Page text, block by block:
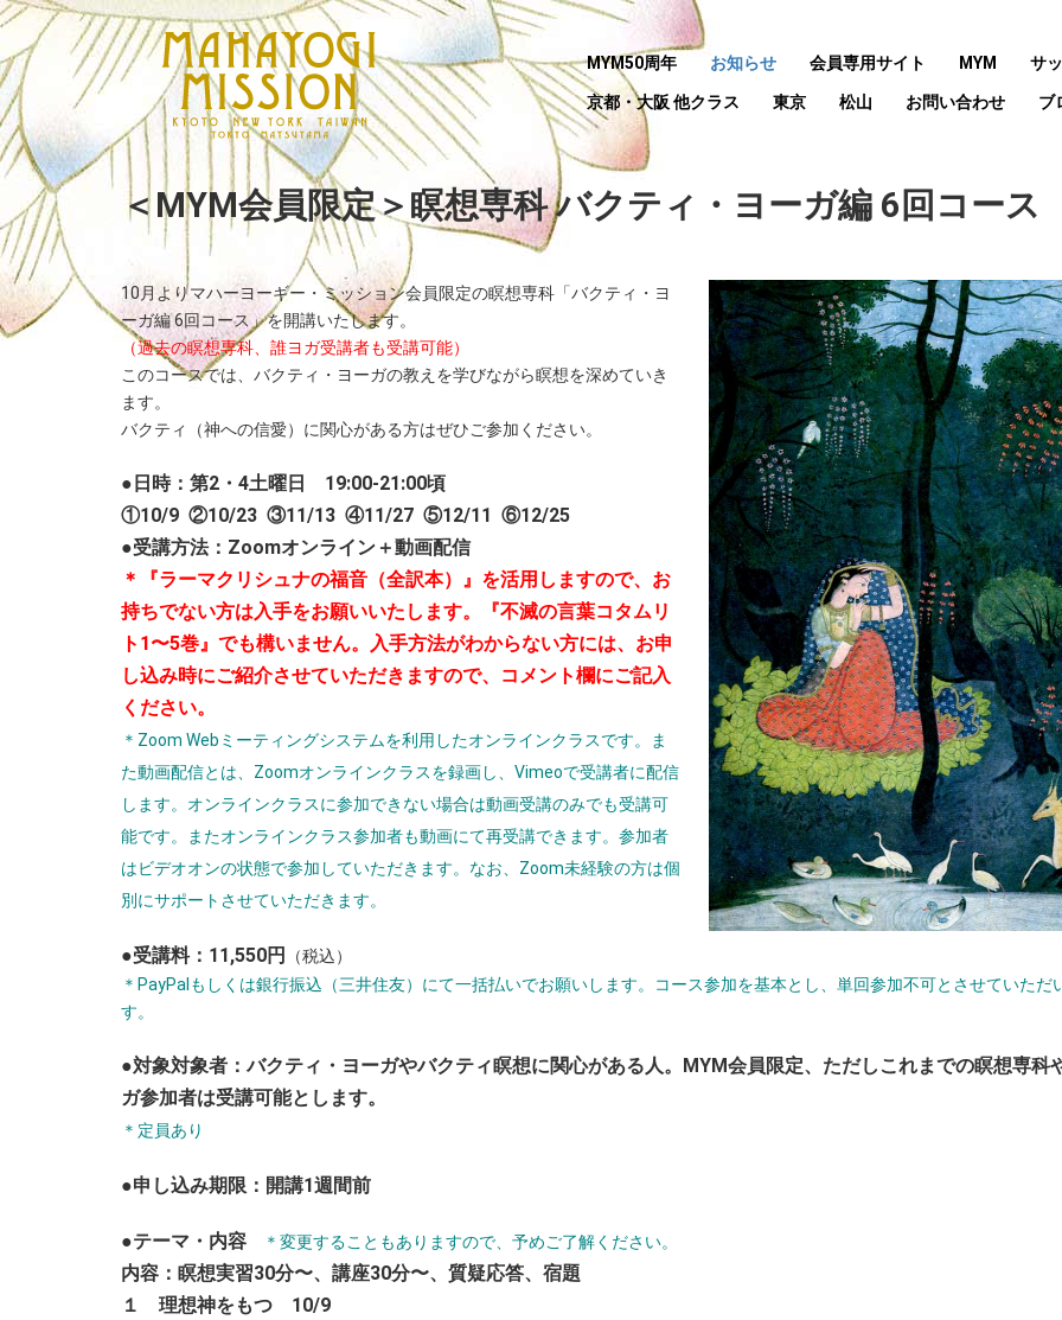
MYM50周年 お知らせ 会員専用サイト MYM サ
京都・大阪 他クラス 東京 松山 お問い合わせ ブ
＜MYM会員限定＞瞑想専科 バクティ・ヨーガ編 6回コース
10月よりマハーヨーギー・ミッション会員限定の瞑想専科「バクティ・ヨ
ーガ編 6回コース」を開講いたします。
（過去の瞑想専科、誰ヨガ受講者も受講可能）
このコースでは、バクティ・ヨーガの教えを学びながら瞑想を深めていき
ます。
バクティ（神への信愛）に関心がある方はぜひご参加ください。
●日時：第2・4土曜日 19:00-21:00頃
①10/9 ②10/23 ③11/13 ④11/27 ⑤12/11 ⑥12/25
●受講方法：Zoomオンライン＋動画配信
＊『ラーマクリシュナの福音（全訳本）』を活用しますので、お
持ちでない方は入手をお願いいたします。『不滅の言葉コタムリ
ト1〜5巻』でも構いません。入手方法がわからない方には、お申
し込み時にご紹介させていただきますので、コメント欄にご記入
ください。
＊Zoom Webミーティングシステムを利用したオンラインクラスです。ま
た動画配信とは、Zoomオンラインクラスを録画し、Vimeoで受講者に配信
します。オンラインクラスに参加できない場合は動画受講のみでも受講可
能です。またオンラインクラス参加者も動画にて再受講できます。参加者
はビデオオンの状態で参加していただきます。なお、Zoom未経験の方は個
別にサポートさせていただきます。
●受講料：11,550円
（税込）
＊PayPalもしくは銀行振込（三井住友）にて一括払いでお願いします。コース参加を基本とし、単回参加不可とさせていただ
す。
●対象対象者：バクティ・ヨーガやバクティ瞑想に関心がある人。MYM会員限定、ただしこれまでの瞑想専科
ガ参加者は受講可能とします。
＊定員あり
●申し込み期限：開講1週間前
●テーマ・内容 ＊ 変更することもありますので、予めご了解ください。
内容：瞑想実習30分〜、講座30分〜、質疑応答、宿題
１ 理想神をもつ 10/9